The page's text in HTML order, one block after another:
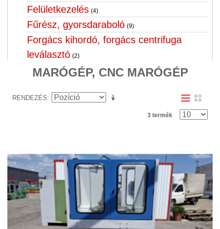
Felületkezelés (4)
Fűrész, gyorsdaraboló (9)
Forgács kihordó, forgács centrifuga
leválasztó (2)
Fúrógép, menet fúró,furatgörgöző
Hegesztő forgató, hegesztő cella
Hegesztőgép, hegesztőtrafó,
Koordináta mérőgép
Köszörűgépek, sorjázó, csiszoló
gép
(11)
Lángvágó gép
Lemez festő jelölőgép
MARÓGÉP, CNC MARÓGÉP
RENDEZÉS
3 termék